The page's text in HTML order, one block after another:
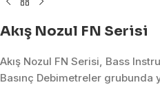
Akış Nozul FN Serisi
Akış Nozul FN Serisi, Bass
Basınç Debimetreler grubunda